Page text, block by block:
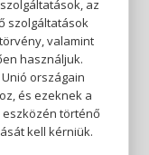
az
szolgáltatások
valamint
használjuk.
országain
és ezeknek a
történő
kell kérniük.